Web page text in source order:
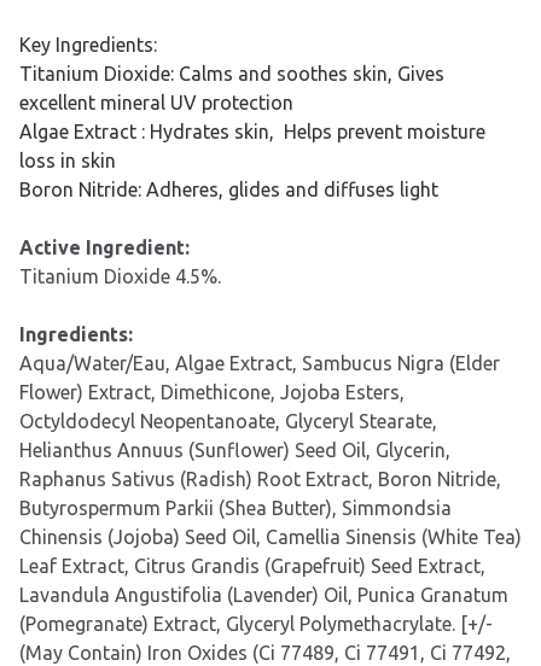
Key Ingredients:
Titanium Dioxide: Calms and soothes skin, Gives
excellent mineral UV protection
Algae Extract : Hydrates skin, Helps prevent moisture
loss in skin
Boron Nitride: Adheres, glides and diffuses light
Active Ingredient:
Titanium Dioxide 4.5%.
ngredients:
Aqua/Water/Eau, Algae Extract, Sambucus Nigra (Elder
Flower) Extract, Dimethicone, Jojoba Esters,
Octyldodecyl Neopentanoate, Glyceryl Stearate,
Helianthus Annuus (Sunflower) Seed Oil, Glycerin,
Raphanus Sativus (Radish) Root Extract, Boron Nitride,
Butyrospermum Parkii (Shea Butter), Simmondsia
Chinensis (Jojoba) Seed Oil, Camellia Sinensis (White Tea)
Leaf Extract, Citrus Grandis (Grapefruit) Seed Extract,
Lavandula Angustifolia (Lavender) Oil, Punica Granatum
(Pomegranate) Extract, Glyceryl Polymethacrylate. [+/-
(May Contain) Iron Oxides (Ci 77489, Ci 77491, Ci 77492,